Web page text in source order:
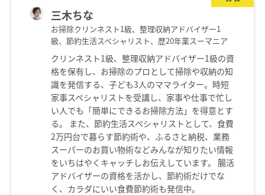
三木ちな
お掃除クリンネスト1級、整理収納アドバイザー1
級、節約生活スペシャリスト、歴20年業スーマニア
クリンネスト1級、整理収納アドバイザー1級の資
格を保有し、お掃除のプロとして掃除や収納の知
識を発信する、子ども3人のママライター。時短
家事スペシャリストを受講し、家事や仕事で忙し
い人でも「簡単にできるお掃除方法」を得意とす
る。 また、節約生活スペシャリストとして、食費
2万円台で暮らす節約術や、ふるさと納税、業務
スーパーのお買い物術などみんなが知りたい情報
をいちはやくキャッチしお伝えしています。 腸活
アドバイザーの資格を活かし、節約術だけでな
く、カラダにいい食費節約術も発信中。